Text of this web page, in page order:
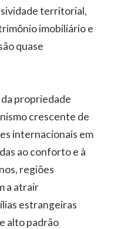
territorial,
imobiliário e
quase
propriedade
crescente de
internacionais em
ao conforto e à
regiões
a atrair
estrangeiras
alto padrão